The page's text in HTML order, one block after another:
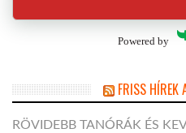
Powered by
FRISS HÍREK
RÖVIDEBB TANÓRÁK ÉS